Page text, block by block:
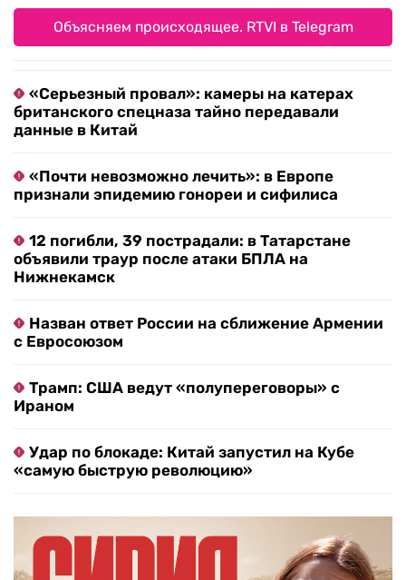
Объясняем происходящее. RTVI в Telegram
«Серьезный провал»: камеры на катерах
британского спецназа тайно передавали
данные в Китай
«Почти невозможно лечить»: в Европе
признали эпидемию гонореи и сифилиса
12 погибли, 39 пострадали: в Татарстане
объявили траур после атаки БПЛА на
Нижнекамск
Назван ответ России на сближение Армении
с Евросоюзом
Трамп: США ведут «полупереговоры» с
Ираном
Удар по блокаде: Китай запустил на Кубе
«самую быструю революцию»